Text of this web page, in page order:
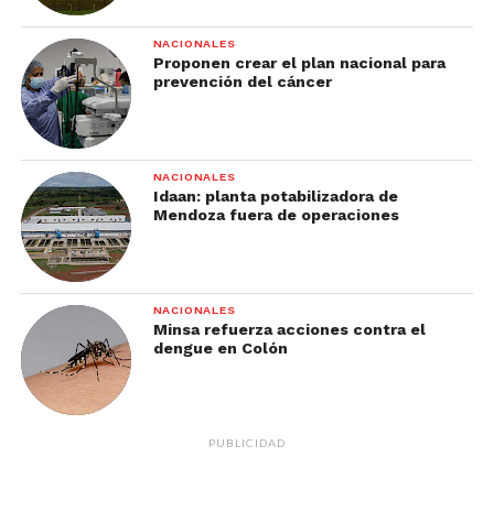
NACIONALES
Proponen crear el plan nacional para
prevención del cáncer
NACIONALES
Idaan: planta potabilizadora de
Mendoza fuera de operaciones
NACIONALES
Minsa refuerza acciones contra el
dengue en Colón
PUBLICIDAD